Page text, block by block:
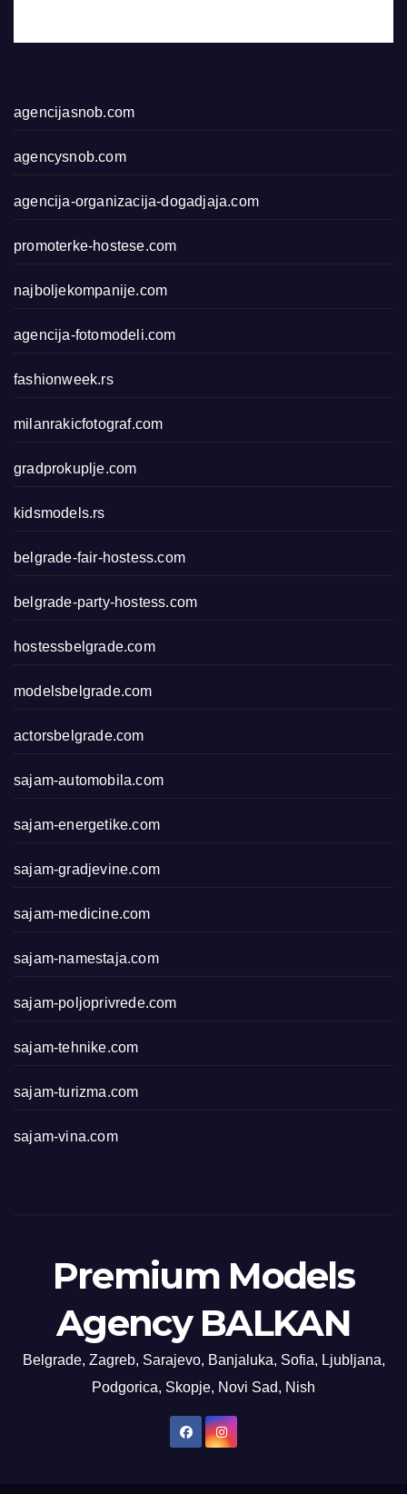
agencijasnob.com
agencysnob.com
agencija-organizacija-dogadjaja.com
promoterke-hostese.com
najboljekompanije.com
agencija-fotomodeli.com
fashionweek.rs
milanrakicfotograf.com
gradprokuplje.com
kidsmodels.rs
belgrade-fair-hostess.com
belgrade-party-hostess.com
hostessbelgrade.com
modelsbelgrade.com
actorsbelgrade.com
sajam-automobila.com
sajam-energetike.com
sajam-gradjevine.com
sajam-medicine.com
sajam-namestaja.com
sajam-poljoprivrede.com
sajam-tehnike.com
sajam-turizma.com
sajam-vina.com
Premium Models
Agency BALKAN
Belgrade, Zagreb, Sarajevo, Banjaluka, Sofia, Ljubljana,
Podgorica, Skopje, Novi Sad, Nish